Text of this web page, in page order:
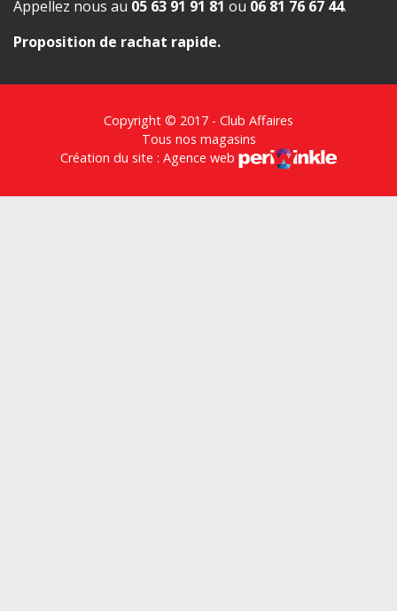
Appellez nous au 05 63 91 91 81 ou 06 81 76 67 44.
Proposition de rachat rapide.
Copyright © 2017 - Club Affaires
Tous nos magasins
Création du site : Agence web